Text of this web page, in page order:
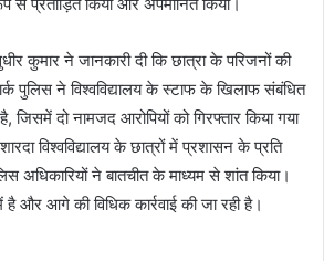
से प्रताड़ित किया और अपमानित किया।
कुमार ने जानकारी दी कि छात्रा के परिजनों की
पुलिस ने विश्वविद्यालय के स्टाफ के खिलाफ संबंधित
जिसमें दो नामजद आरोपियों को गिरफ्तार किया गया
विश्वविद्यालय के छात्रों में प्रशासन के प्रति
अधिकारियों ने बातचीत के माध्यम से शांत किया।
है और आगे की विधिक कार्रवाई की जा रही है।